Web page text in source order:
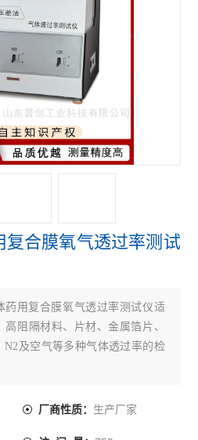
复合膜氧气透过率测试
药用复合膜氧气透过率测试仪适
阻隔材料、片材、金属箔片、
N2及空气等多种气体透过率的检
厂商性质： 生产厂家